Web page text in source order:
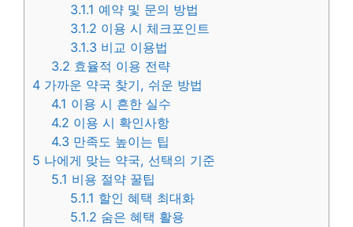
3.1.1 예약 및 문의 방법
3.1.2 이용 시 체크포인트
3.1.3 비교 이용법
3.2 효율적 이용 전략
4 가까운 약국 찾기, 쉬운 방법
4.1 이용 시 흔한 실수
4.2 이용 시 확인사항
4.3 만족도 높이는 팁
5 나에게 맞는 약국, 선택의 기준
5.1 비용 절약 꿀팁
5.1.1 할인 혜택 최대화
5.1.2 숨은 혜택 활용